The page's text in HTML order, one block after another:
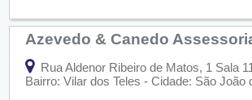
Azevedo & Canedo
Rua Aldenor Ribeiro de Matos, 1 Sala
Bairro: Vilar dos Teles - Cidade: São João